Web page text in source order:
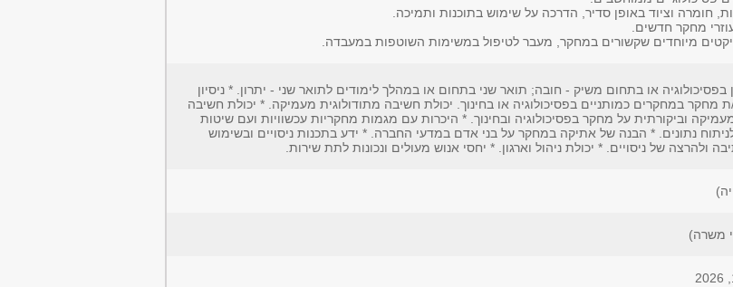
חומרה וציוד באופן סדיר, הדרכה על שימוש בתוכנות ותמיכה.
מחקר חדשים.
מיוחדים שקשורים במחקר, מעבר לטיפול במשימות השוטפות במעבדה.
בפסיכולוגיה או בתחום משיק - חובה; תואר שני בתחום או במהלך לימודים לתואר שני - יתרון. * ניסיון
ת מחקר במחקרים כמותניים בפסיכולוגיה או בחינוך. יכולת חשיבה מתודולוגית מעמיקה. * יכולת חשיבה
וביקורתית על מחקר בפסיכולוגיה ובחינוך. * היכרות עם מגמות מחקריות עכשוויות ועם שיטות
נתונים. * הבנה של אתיקה במחקר על בני אדם במדעי החברה. * ידע בתכנות ניסויים ובשימוש
ולהרצה של ניסויים. * יכולת ניהול וארגון. * יחסי אנוש מעולים ונכונות לתת שירות.
משרה)